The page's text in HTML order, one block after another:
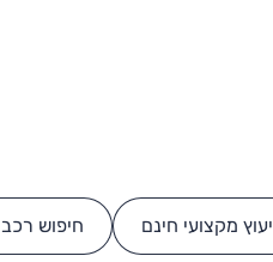
יעוץ מקצועי חינם חיפוש רכב